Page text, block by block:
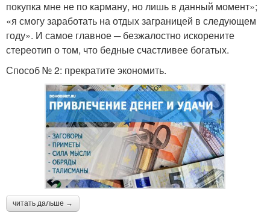
покупка мне не по карману, но лишь в данный момент»;
«я смогу заработать на отдых заграницей в следующем
году». И самое главное ─ безжалостно искорените
стереотип о том, что бедные счастливее богатых.
Способ № 2: прекратите экономить.
читать дальше →